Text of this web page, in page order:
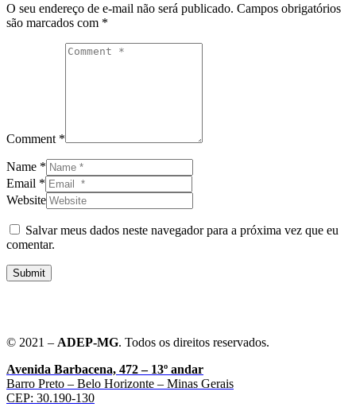
O seu endereço de e-mail não será publicado. Campos obrigatórios
são marcados com *
Comment *
Name *
Email *
Website
Salvar meus dados neste navegador para a próxima vez que eu
comentar.
Submit
© 2021 – ADEP-MG. Todos os direitos reservados.
Avenida Barbacena, 472 – 13º andar
Barro Preto – Belo Horizonte – Minas Gerais
CEP: 30.190-130